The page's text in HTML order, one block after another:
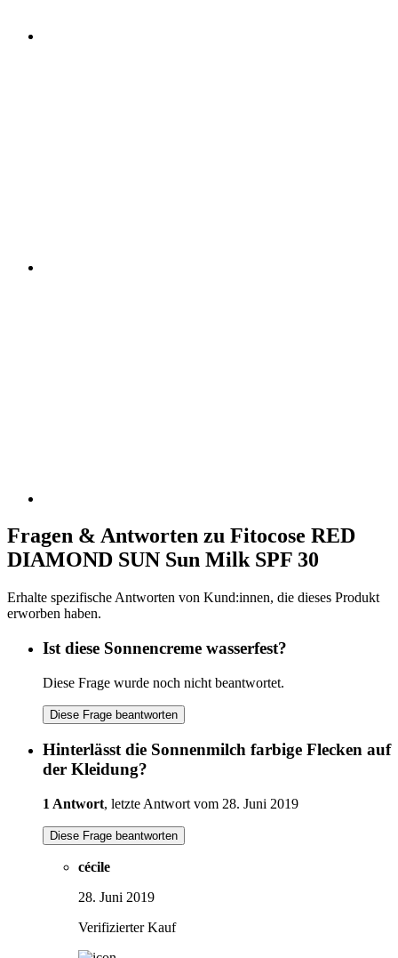
Fragen & Antworten zu Fitocose RED
DIAMOND SUN Sun Milk SPF 30
Erhalte spezifische Antworten von Kund:innen, die dieses Produkt
erworben haben.
Ist diese Sonnencreme wasserfest?
Diese Frage wurde noch nicht beantwortet.
Diese Frage beantworten
Hinterlässt die Sonnenmilch farbige Flecken auf
der Kleidung?
1 Antwort, letzte Antwort vom 28. Juni 2019
Diese Frage beantworten
cécile
28. Juni 2019
Verifizierter Kauf